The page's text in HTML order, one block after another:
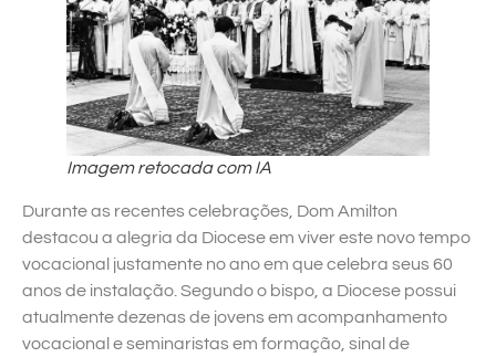
Imagem retocada com IA
Durante as recentes celebrações, Dom Amilton
destacou a alegria da Diocese em viver este novo tempo
vocacional justamente no ano em que celebra seus 60
anos de instalação. Segundo o bispo, a Diocese possui
atualmente dezenas de jovens em acompanhamento
vocacional e seminaristas em formação, sinal de